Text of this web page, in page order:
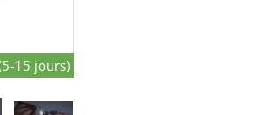
15 jours)